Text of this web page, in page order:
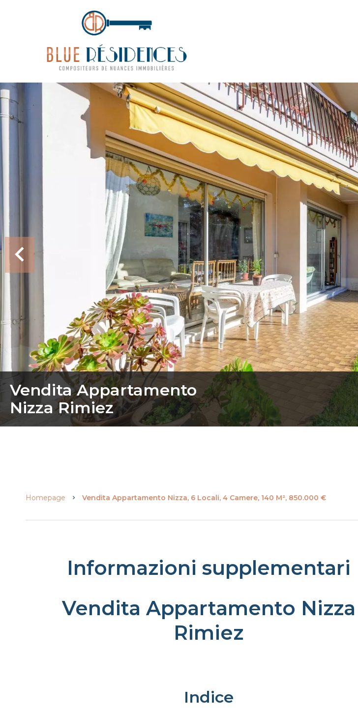
Vendita Appartamento
Nizza Rimiez
Homepage Vendita Appartamento Nizza, 6 Locali, 4 Camere, 140 M², 850.000 €
Informazioni supplementari
Vendita Appartamento Nizza
Rimiez
Indice